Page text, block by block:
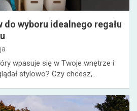
wyboru idealnego regału
wpasuje się w Twoje wnętrze i
stylowo? Czy chcesz,…